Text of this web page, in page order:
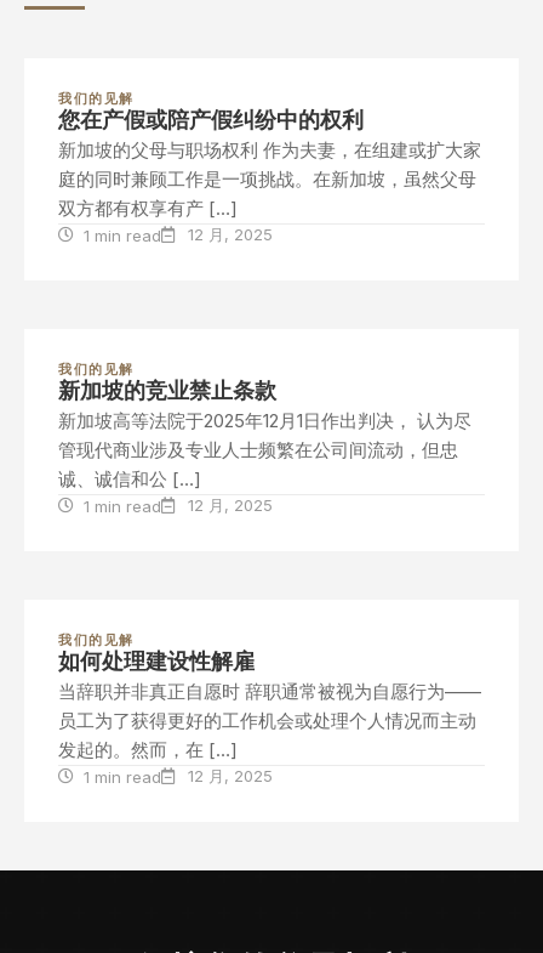
我们的见解
您在产假或陪产假纠纷中的权利
新加坡的父母与职场权利 作为夫妻，在组建或扩大家
庭的同时兼顾工作是一项挑战。在新加坡，虽然父母
双方都有权享有产 […]
1 min read 12 月, 2025
我们的见解
新加坡的竞业禁止条款
新加坡高等法院于2025年12月1日作出判决， 认为尽
管现代商业涉及专业人士频繁在公司间流动，但忠
诚、诚信和公 […]
1 min read 12 月, 2025
我们的见解
如何处理建设性解雇
当辞职并非真正自愿时 辞职通常被视为自愿行为——
员工为了获得更好的工作机会或处理个人情况而主动
发起的。然而，在 […]
1 min read 12 月, 2025